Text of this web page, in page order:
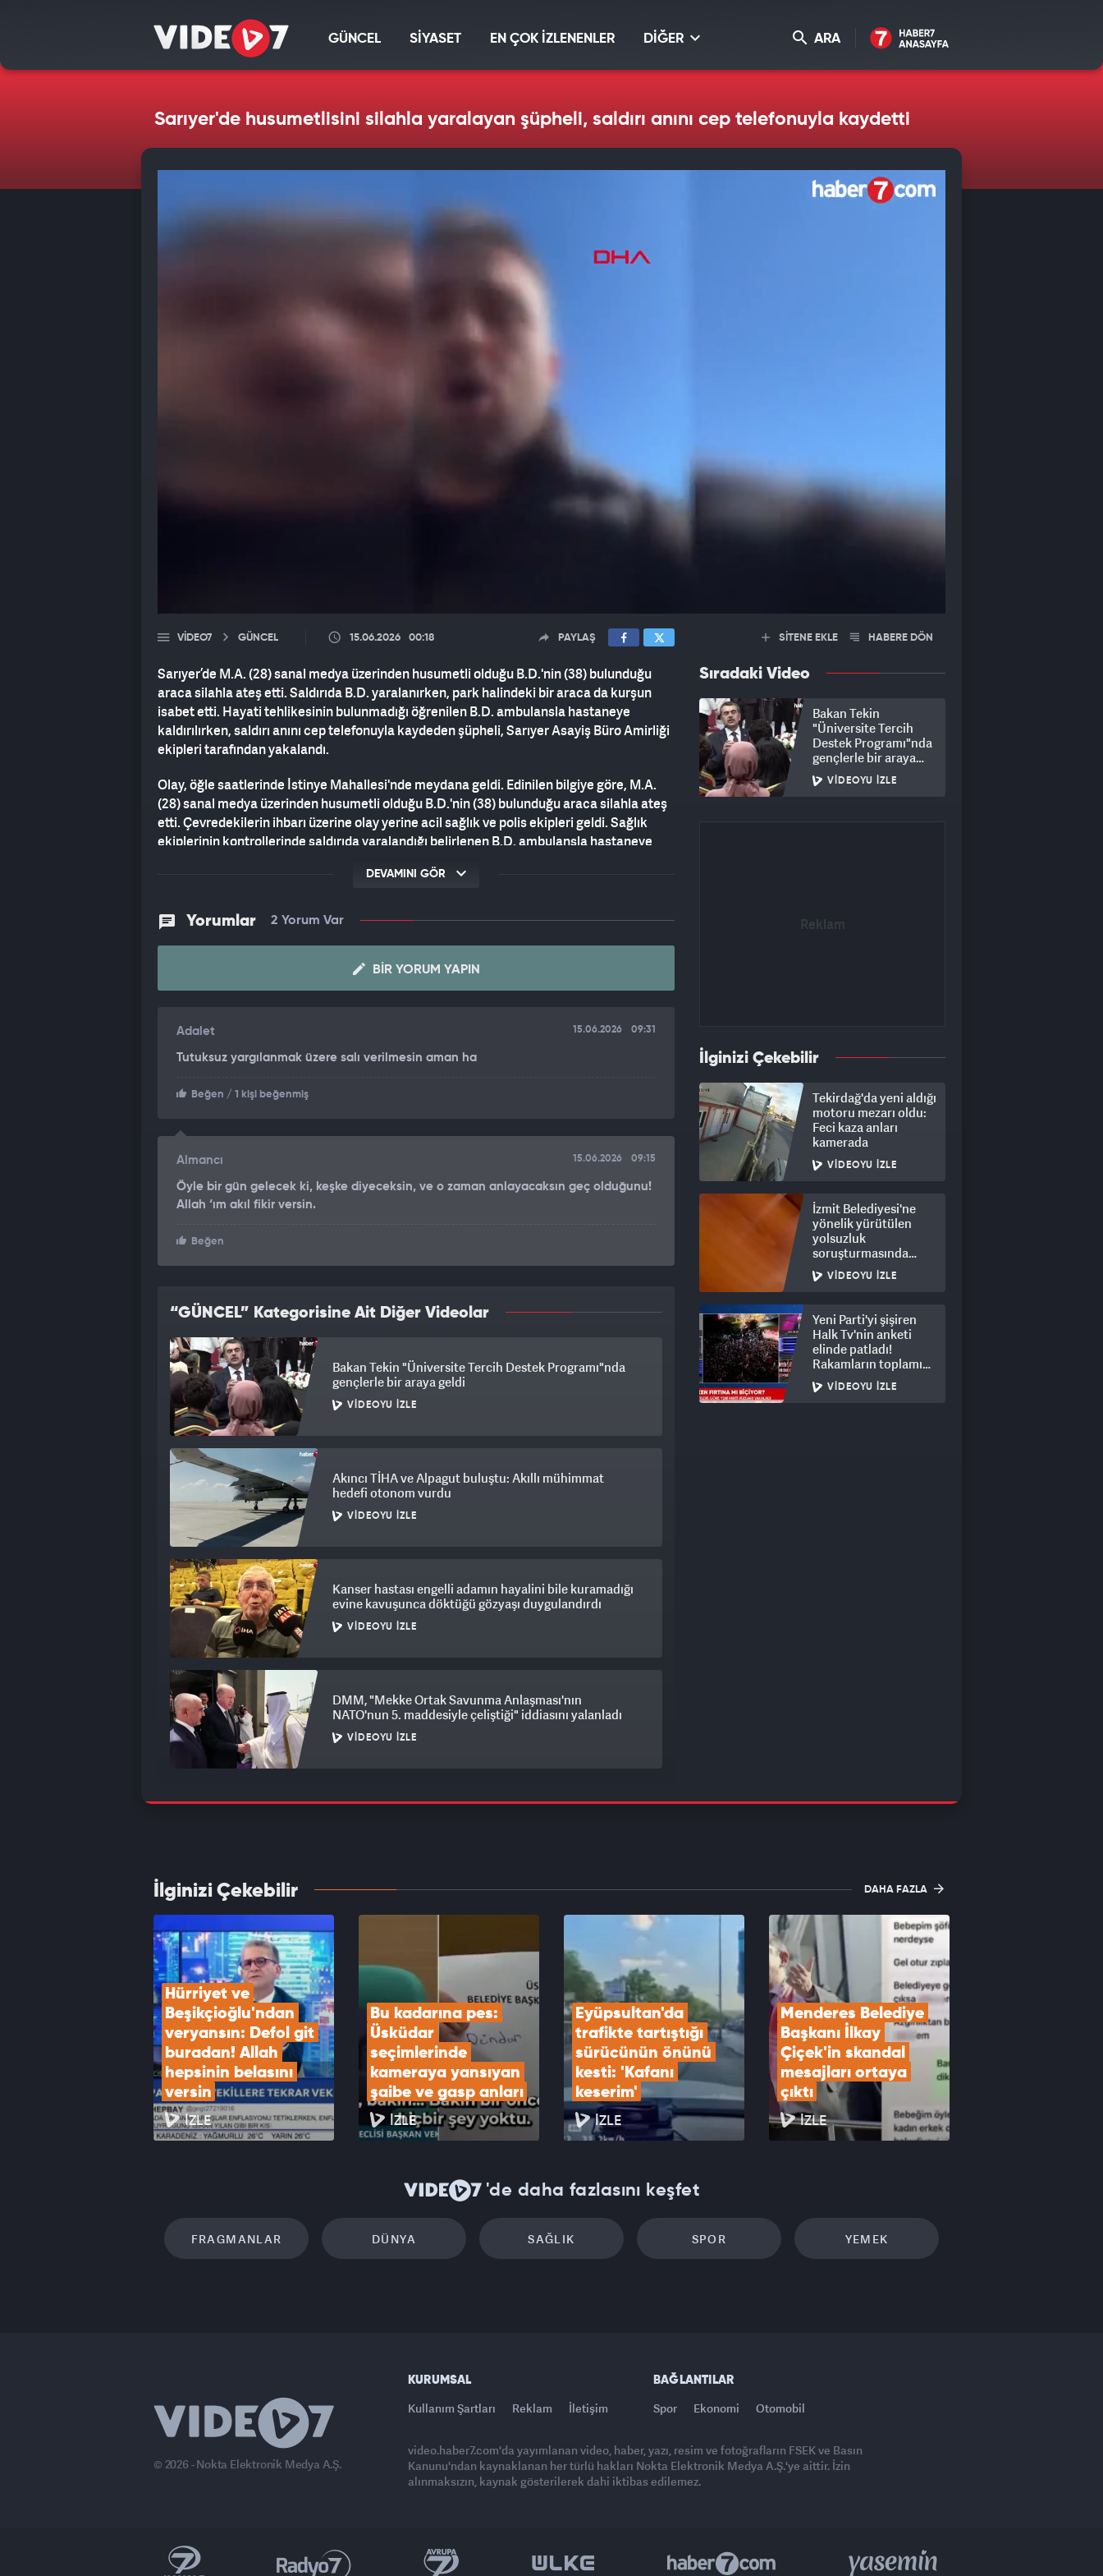
GÜNCEL SİYASET EN ÇOK İZLENENLER DİĞER ARA
Sarıyer'de husumetlisini silahla yaralayan şüpheli, saldırı anını cep telefonuyla kaydetti
VIDEO7 GÜNCEL 15.06.2026 00:18 PAYLAŞ
Sarıyer’de M.A. (28) sanal medya üzerinden husumetli olduğu B.D.'nin (38) bulunduğu
araca silahla ateş etti. Saldırıda B.D. yaralanırken, park halindeki bir araca da kurşun
isabet etti. Hayati tehlikesinin bulunmadığı öğrenilen B.D. ambulansla hastaneye
kaldırılırken, saldırı anını cep telefonuyla kaydeden şüpheli, Sarıyer Asayiş Büro Amirliği
ekipleri tarafından yakalandı.
Olay, öğle saatlerinde İstinye Mahallesi'nde meydana geldi. Edinilen bilgiye göre, M.A.
(28) sanal medya üzerinden husumetli olduğu B.D.'nin (38) bulunduğu araca silahla ateş
etti. Çevredekilerin ihbarı üzerine olay yerine acil sağlık ve polis ekipleri geldi. Sağlık
ekiplerinin kontrollerinde saldırıda yaralandığı belirlenen B.D. ambulansla hastaneye
park halindeki başka bir araca da kurşun isabet ettiği belirlendi.
SALDIRI ANINI TELEFONUYLA KAYDEDEN ŞÜPHELİ YAKALANDI
Şüpheli M.A.'nın gerçekleştirdiği saldırıyı cep telefonuyla kaydettiği ortaya çıktı.
Görüntülerde, M.A.'nın silahla ateş ederek 'Kime şekil yapıyorsunuz, beni mi tehdit
ediyorsunuz' demesi ve saldırı nedeniyle kaçan B.D.'yi kovaladığı anlar yer aldı. Olayın
yakaladı. Taraflar arasındaki husumetin sanal medya üzerinden başladığı öğrenildi.
DEVAMINI GÖR
Yorumlar 2 Yorum Var
BIR YORUM YAPIN
Adalet 15.06.2026 09:31
Tutuksuz yargılanmak üzere salı verilmesin aman ha
Beğen / 1 kişi beğenmiş
Almancı 15.06.2026 09:15
Öyle bir gün gelecek ki, keşke diyeceksin, ve o zaman anlayacaksın geç olduğunu!
Allah ‘ım akıl fikir versin.
Beğen
“GÜNCEL” Kategorisine Ait Diğer Videolar
Bakan Tekin "Üniversite Tercih Destek Programı"nda
gençlerle bir araya geldi
VIDEOYU İZLE
Akıncı TİHA ve Alpagut buluştu: Akıllı mühimmat
hedefi otonom vurdu
VIDEOYU İZLE
Kanser hastası engelli adamın hayalini bile kuramadığı
evine kavuşunca döktüğü gözyaşı duygulandırdı
VIDEOYU İZLE
DMM, "Mekke Ortak Savunma Anlaşması'nın
NATO'nun 5. maddesiyle çeliştiği" iddiasını yalanladı
VIDEOYU İZLE
Dışişleri Bakanlığı Sözcüsü Keçeli'den Yunanistan'ın
Turizm Özel Mekansal Çerçevesi'ne ilişkin açıklama
SİTENE EKLE HABERE DÖN
Sıradaki Video
Bakan Tekin
"Üniversite Tercih
Destek Programı"nda
gençlerle bir araya
geldi
VIDEOYU İZLE
İlginizi Çekebilir
Tekirdağ'da yeni aldığı
motoru mezarı oldu:
Feci kaza anları
kamerada
VIDEOYU İZLE
İzmit Belediyesi'ne
yönelik yürütülen
yolsuzluk
soruşturmasında
rüşvet görüntüleri
ortaya çıktı
VIDEOYU İZLE
Yeni Parti'yi şişiren
Halk Tv'nin anketi
elinde patladı!
Rakamların toplamı
dalga konusu oldu
VIDEOYU İZLE
İlginizi Çekebilir DAHA FAZLA
Hürriyet ve
Beşikçioğlu'ndan
veryansın: Defol git
buradan! Allah
hepsinin belasını
versin
İZLE
Bu kadarına pes:
Üsküdar
seçimlerinde
kameraya yansıyan
şaibe ve gasp anları
İZLE
Eyüpsultan'da
trafikte tartıştığı
sürücünün önünü
kesti: 'Kafanı
keserim'
İZLE
Menderes Belediye
Başkanı İlkay
Çiçek'in skandal
mesajları ortaya
çıktı
İZLE
'de daha fazlasını keşfet
FRAGMANLAR DÜNYA SAĞLIK SPOR YEMEK
© 2026 - Nokta Elektronik Medya A.Ş.
KURUMSAL
Kullanım Şartları Reklam İletişim
BAĞLANTILAR
Spor Ekonomi Otomobil
video.haber7.com'da yayımlanan video, haber, yazı, resim ve fotoğrafların FSEK ve Basın
Kanunu'ndan kaynaklanan her türlü hakları Nokta Elektronik Medya A.Ş.'ye aittir. İzin
alınmaksızın, kaynak gösterilerek dahi iktibas edilemez.
Ülke TV Haber7